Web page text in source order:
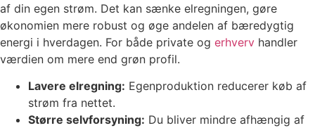
af din egen strøm. Det kan sænke elregningen, gøre
økonomien mere robust og øge andelen af bæredygtig
energi i hverdagen. For både private og erhverv handler
værdien om mere end grøn profil.
Lavere elregning: Egenproduktion reducerer køb af
strøm fra nettet.
Større selvforsyning: Du bliver mindre afhængig af